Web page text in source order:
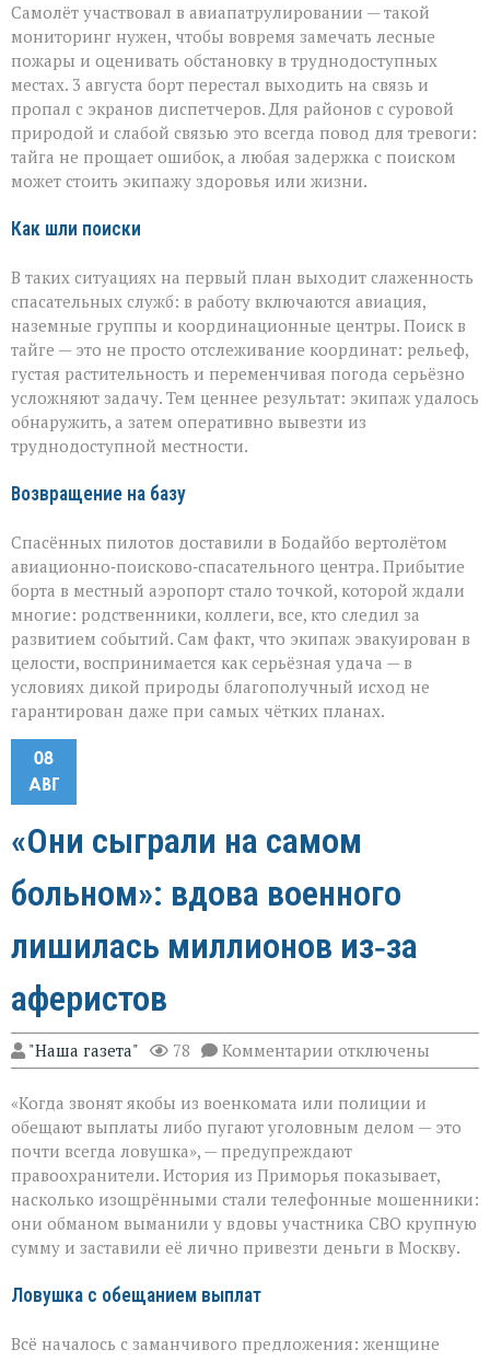
Самолёт участвовал в авиапатрулировании — такой
мониторинг нужен, чтобы вовремя замечать лесные
пожары и оценивать обстановку в труднодоступных
местах. 3 августа борт перестал выходить на связь и
пропал с экранов диспетчеров. Для районов с суровой
природой и слабой связью это всегда повод для тревоги:
тайга не прощает ошибок, а любая задержка с поиском
может стоить экипажу здоровья или жизни.
Как шли поиски
В таких ситуациях на первый план выходит слаженность
спасательных служб: в работу включаются авиация,
наземные группы и координационные центры. Поиск в
тайге — это не просто отслеживание координат: рельеф,
густая растительность и переменчивая погода серьёзно
усложняют задачу. Тем ценнее результат: экипаж удалось
обнаружить, а затем оперативно вывезти из
труднодоступной местности.
Возвращение на базу
Спасённых пилотов доставили в Бодайбо вертолётом
авиационно‑поисково‑спасательного центра. Прибытие
борта в местный аэропорт стало точкой, которой ждали
многие: родственники, коллеги, все, кто следил за
развитием событий. Сам факт, что экипаж эвакуирован в
целости, воспринимается как серьёзная удача — в
условиях дикой природы благополучный исход не
гарантирован даже при самых чётких планах.
08
АВГ
«Они сыграли на самом
больном»: вдова военного
лишилась миллионов из‑за
аферистов
"Наша газета" 78 Комментарии к
записи
сыграли
на
самом
больном»:
вдова
военного
лишилась
миллионов
из‑за
отключены
«Когда звонят якобы из военкомата или полиции и
обещают выплаты либо пугают уголовным делом — это
почти всегда ловушка», — предупреждают
правоохранители. История из Приморья показывает,
насколько изощрёнными стали телефонные мошенники:
они обманом выманили у вдовы участника СВО крупную
сумму и заставили её лично привезти деньги в Москву.
Ловушка с обещанием выплат
Всё началось с заманчивого предложения: женщине